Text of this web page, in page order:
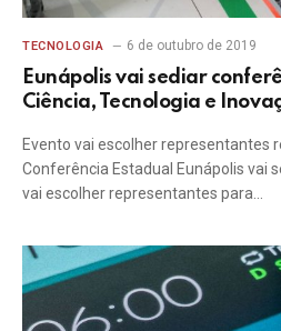
TECNOLOGIA 6 de outubro de 2019
Eunápolis vai sediar
Ciência, Tecnologia e
Evento vai escolher representantes
Conferência Estadual Eunápolis vai
vai escolher representantes para…